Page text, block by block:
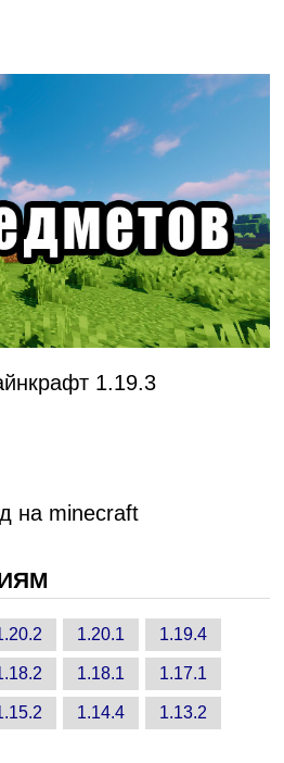
1.19.3
на minecraft
1.20.1 1.19.4
1.18.1 1.17.1
1.14.4 1.13.2